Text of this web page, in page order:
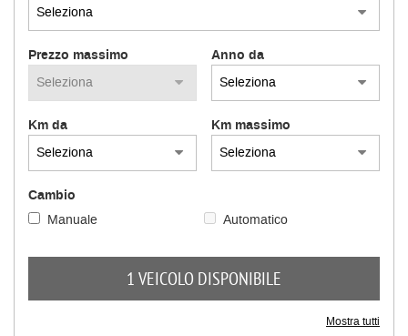
Prezzo massimo Anno da
Km da Km massimo
Cambio
Manuale Automatico
1 VEICOLO DISPONIBILE
Mostra tutti